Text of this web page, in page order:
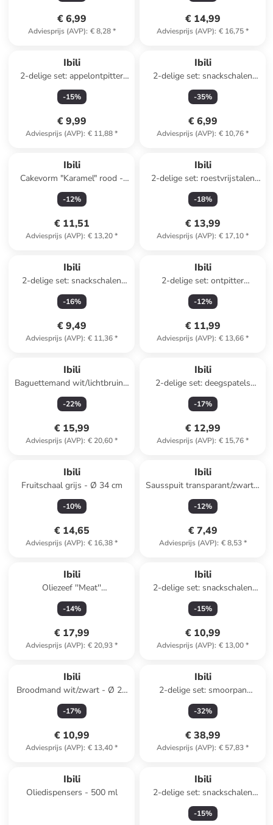
€ 6,99
Adviesprijs (AVP): € 8,28*
€ 14,99
Adviesprijs (AVP): € 16,75*
Ibili
2-delige set: appelontpitter
zilverkleurig - Ø 2,8 cm
-15%
€ 9,99
Adviesprijs (AVP): € 11,88*
Ibili
2-delige set: snackschalen
beige - Ø 15 cm
-35%
€ 6,99
Adviesprijs (AVP): € 10,76*
Ibili
Cakevorm "Karamel" rood -
(B)25 x (H)11 x (D)6,4 cm
-12%
€ 11,51
Adviesprijs (AVP): € 13,20*
Ibili
2-delige set: roestvrijstalen
mengkommen - Ø 29 cm
-18%
€ 13,99
Adviesprijs (AVP): € 17,10*
Ibili
2-delige set: snackschalen
grijs - Ø 16 cm
-16%
€ 9,49
Adviesprijs (AVP): € 11,36*
Ibili
2-delige set: ontpitter
zilverkleurig - (H)18,5 cm
-12%
€ 11,99
Adviesprijs (AVP): € 13,66*
Ibili
Baguettemand wit/lichtbruin -
(B)39,5 x (H)10 cm
-22%
€ 15,99
Adviesprijs (AVP): € 20,60*
Ibili
2-delige set: deegspatels
donkerblauw - (H)12 cm
-17%
€ 12,99
Adviesprijs (AVP): € 15,76*
Ibili
Fruitschaal grijs - Ø 34 cm
-10%
€ 14,65
Adviesprijs (AVP): € 16,38*
Ibili
Sausspuit transparant/zwart -
(L)26 cm
-12%
€ 7,49
Adviesprijs (AVP): € 8,53*
Ibili
Oliezeef ''Meat''
zilverkleurig/groen - 500 ml
-14%
€ 17,99
Adviesprijs (AVP): € 20,93*
Ibili
2-delige set: snackschalen
rood - Ø 15 cm
-15%
€ 10,99
Adviesprijs (AVP): € 13,00*
Ibili
Broodmand wit/zwart - Ø 25
cm
-17%
€ 10,99
Adviesprijs (AVP): € 13,40*
Ibili
2-delige set: smoorpan
"Esben" zwart/rood - Ø 32 cm
-32%
€ 38,99
Adviesprijs (AVP): € 57,83*
Ibili
Oliedispensers - 500 ml
Ibili
2-delige set: snackschalen
beige - Ø 15 cm
-15%